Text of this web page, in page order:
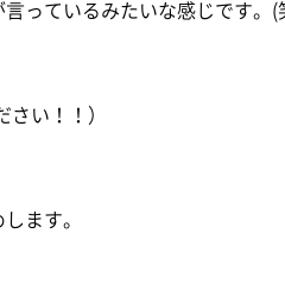
っているみたいな感じです。(
い！！）
ます。